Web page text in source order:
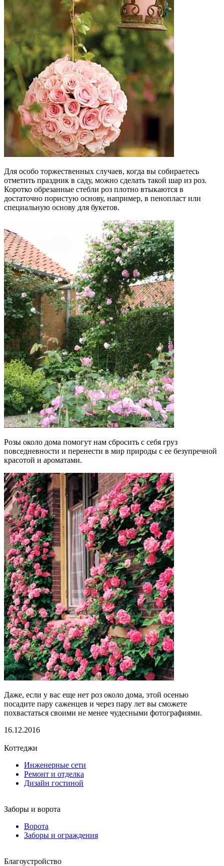
Для особо торжественных случаев, когда вы собираетесь
отметить праздник в саду, можно сделать такой шар из роз.
Коротко обрезанные стебли роз плотно втыкаются в
достаточно пористую основу, например, в пенопласт или
специальную основу для букетов.
Розы около дома помогут нам сбросить с себя груз
повседневности и перенести в мир природы с ее безупречной
красотой и ароматами.
Даже, если у вас еще нет роз около дома, этой осенью
посадите пару саженцев и через пару лет вы сможете
похвастаться своими не менее чудесными фотографиями.
16.12.2016
Коттеджи
Инженерные сети
Ремонт и отделка
Дизайн гостиной
Заборы и ворота
Ворота
Заборы и ограждения
Благоустройство